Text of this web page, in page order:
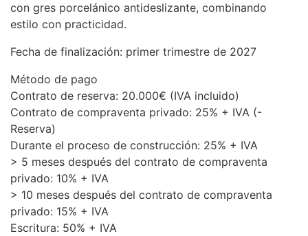
con gres porcelánico antideslizante, combinando
estilo con practicidad.
Fecha de finalización: primer trimestre de 2027
Método de pago
Contrato de reserva: 20.000€ (IVA incluido)
Contrato de compraventa privado: 25% + IVA (-
Reserva)
Durante el proceso de construcción: 25% + IVA
> 5 meses después del contrato de compraventa
privado: 10% + IVA
> 10 meses después del contrato de compraventa
privado: 15% + IVA
Escritura: 50% + IVA